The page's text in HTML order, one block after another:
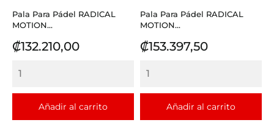
Pala Para Pádel RADICAL
MOTION...
Precio
₡132.210,00
Añadir al carrito
Pala Para Pádel RADICAL
MOTION...
Precio
₡153.397,50
Añadir al carrito